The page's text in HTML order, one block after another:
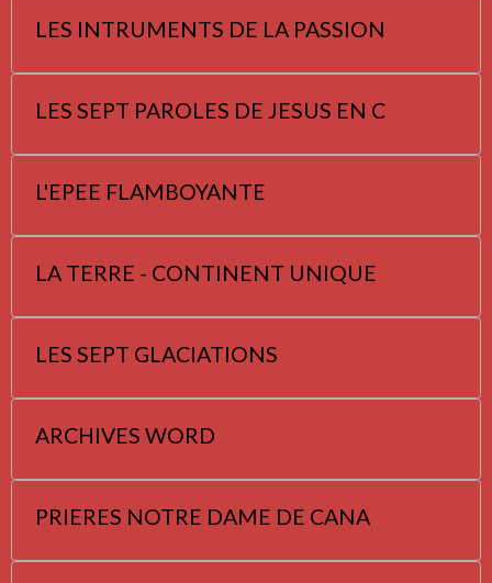
LES INTRUMENTS DE LA PASSION
LES SEPT PAROLES DE JESUS EN C
L'EPEE FLAMBOYANTE
LA TERRE - CONTINENT UNIQUE
LES SEPT GLACIATIONS
ARCHIVES WORD
PRIERES NOTRE DAME DE CANA